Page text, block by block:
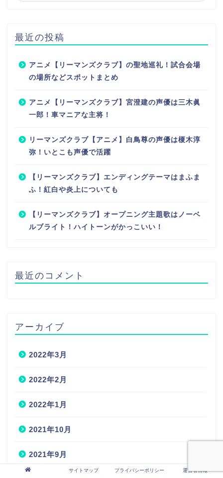
最近の投稿
アニメ【リーマンズクラブ】の聖地巡礼！試合会場
の場所などスポットまとめ
アニメ【リーマンズクラブ】宮澄建の声優は三木眞
一郎！車マニアな主将！
リーマンズクラブ【アニメ】白鳥尊の声優は榎木淳
弥！いとこも声優で活躍
【リーマンズクラブ】エンディングテーマはまふま
ふ！紅白や炎上についても
【リーマンズクラブ】オープニング主題歌はノーベ
ルブライト！ハイトーンがかっこいい！
最近のコメント
アーカイブ
2022年3月
2022年2月
2022年1月
2021年10月
2021年9月
サイトマップ プライバシーポリシー 運営者情報